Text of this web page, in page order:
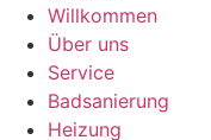
Willkommen
Über uns
Service
Badsanierung
Heizung